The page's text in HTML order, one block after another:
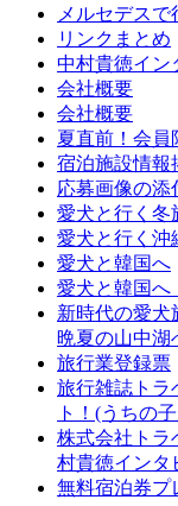
メルセデス
リンクまとめ
中村貴徳イン
会社概要
会社概要
夏直前！会員
宿泊施設情報
応募画像の添
愛犬と行く冬
愛犬と行く沖
愛犬と韓国へ
愛犬と韓国
新時代の愛犬
晩夏の山中湖
旅行業登録票
旅行雑誌トラ
ト！(うちの
株式会社トラ
村貴徳インタ
無料宿泊券プ